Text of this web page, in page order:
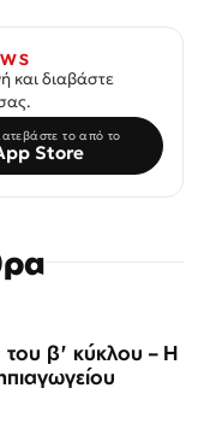
και διαβάστε
το από το
Store
β' κύκλου – Η